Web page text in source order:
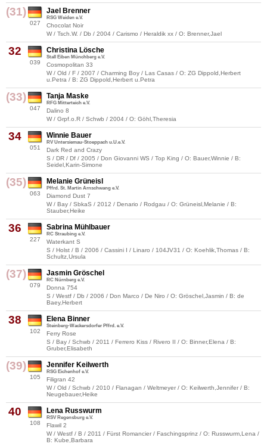
(31)
027
Jael Brenner
RSG Weiden e.V.
Chocolat Noir
W / Tsch.W. / Db / 2004 / Carismo / Heraldik xx / O: Brenner,Jael
32
039
Christina Lösche
Stall Eiben Münchberg e.V.
Cosmopolitan 33
W / Old / F / 2007 / Charming Boy / Las Casas / O: ZG Dippold,Herbert
u.Petra / B: ZG Dippold,Herbert u.Petra
(33)
047
Tanja Maske
RFG Mitterteich e.V.
Dalino 8
W / Grpf.o.R / Schwb / 2004 / O: Göhl,Theresia
34
051
Winnie Bauer
RV Untersiemau-Stoeppach u.U.e.V.
Dark Red and Crazy
S / DR / Df / 2005 / Don Giovanni WS / Top King / O: Bauer,Winnie / B:
Seidel,Karin-Simone
(35)
063
Melanie Grüneisl
Pffrd. St. Martin Arnschwang e.V.
Diamond Dust 7
W / Bay / SbkaS / 2012 / Denario / Rodgau / O: Grüneisl,Melanie / B:
Stauber,Heike
36
227
Sabrina Mühlbauer
RC Straubing e.V.
Waterkant S
S / Holst / B / 2006 / Cassini I / Linaro / 104JV31 / O: Koehlik,Thomas / B:
Schultz,Ursula
(37)
079
Jasmin Gröschel
RC Nürnberg e.V.
Donna 754
S / Westf / Db / 2006 / Don Marco / De Niro / O: Gröschel,Jasmin / B: de
Baey,Herbert
38
102
Elena Binner
Steinberg-Wackersdorfer Pffrd. e.V.
Ferry Rose
S / Bay / Schwb / 2011 / Ferrero Kiss / Rivero II / O: Binner,Elena / B:
Gruber,Elisabeth
(39)
105
Jennifer Keilwerth
RSG Eichenhof e.V.
Filigran 42
W / Old / Schwb / 2010 / Flanagan / Weltmeyer / O: Keilwerth,Jennifer / B:
Neugebauer,Heike
40
108
Lena Russwurm
RSV Regensburg e.V.
Flawil 2
W / Westf / B / 2011 / Fürst Romancier / Faschingsprinz / O: Russwurm,Lena /
B: Kube,Barbara